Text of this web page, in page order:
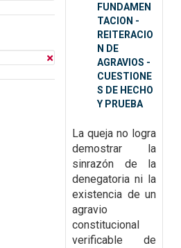
FUNDAMEN
TACION -
REITERACIO
N DE
AGRAVIOS -
CUESTIONE
S DE HECHO
Y PRUEBA
La queja no logra
demostrar la
sinrazón de la
denegatoria ni la
existencia de un
agravio
constitucional
verificable de